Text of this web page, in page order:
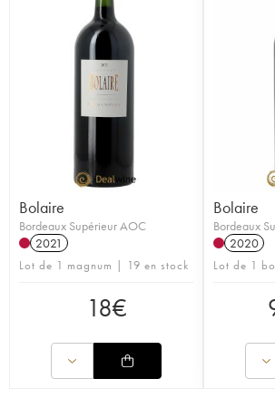
Bolaire
Bordeaux Supérieur AOC
2021
Lot de 1 magnum | 19 en stock
18€
Bolaire
Bordeaux
2020
Lot de 1